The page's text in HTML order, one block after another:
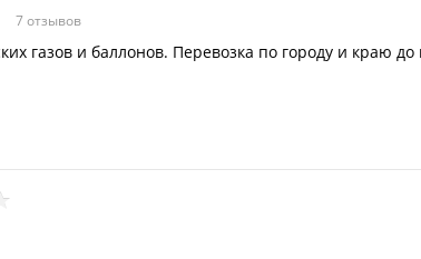
7 отзывов
газов и баллонов. Перевозка по городу и краю до